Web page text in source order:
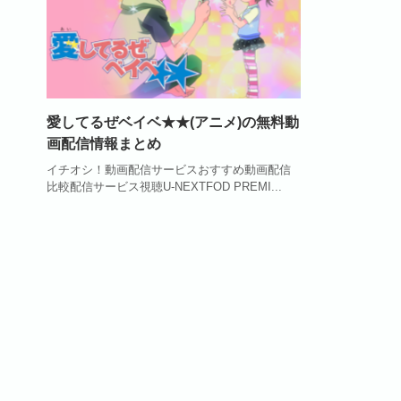
愛してるぜベイベ★★(アニメ)の無料動
画配信情報まとめ
イチオシ！動画配信サービスおすすめ動画配信
比較配信サービス視聴U-NEXTFOD PREMI...